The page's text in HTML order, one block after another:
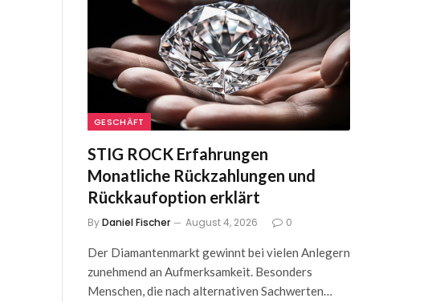
GESCHÄFT
STIG ROCK Erfahrungen
Monatliche Rückzahlungen und
Rückkaufoption erklärt
ByDaniel Fischer August 4, 2026 0
Der Diamantenmarkt gewinnt bei vielen Anlegern
zunehmend an Aufmerksamkeit. Besonders
Menschen, die nach alternativen Sachwerten…